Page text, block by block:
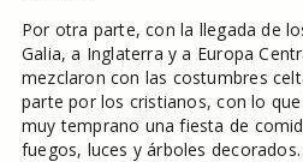
Por otra parte, con la llegada de
Galia, a Inglaterra y a Europa
mezclaron con las costumbres
parte por los cristianos, con lo
muy temprano una fiesta de
fuegos, luces y árboles decorados.